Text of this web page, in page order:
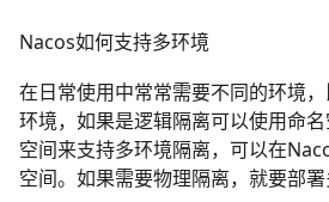
Nacos如何支持多环境
在日常使用中常常需要不同的环境
环境，如果是逻辑隔离可以使用命
空间来支持多环境隔离，可以在
空间。如果需要物理隔离，就要部署